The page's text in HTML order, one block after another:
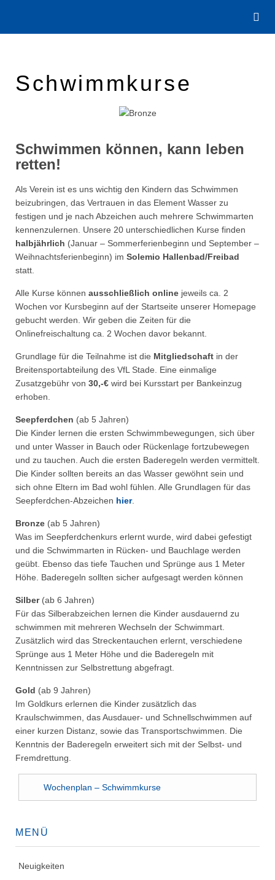
Schwimmkurse
Schwimmen können, kann leben
retten!
Als Verein ist es uns wichtig den Kindern das Schwimmen
beizubringen, das Vertrauen in das Element Wasser zu
festigen und je nach Abzeichen auch mehrere Schwimmarten
kennenzulernen. Unsere 20 unterschiedlichen Kurse finden
halbjährlich (Januar – Sommerferienbeginn und September –
Weihnachtsferienbeginn) im Solemio Hallenbad/Freibad
statt.
Alle Kurse können ausschließlich online jeweils ca. 2
Wochen vor Kursbeginn auf der Startseite unserer Homepage
gebucht werden. Wir geben die Zeiten für die
Onlinefreischaltung ca. 2 Wochen davor bekannt.
Grundlage für die Teilnahme ist die Mitgliedschaft in der
Breitensportabteilung des VfL Stade. Eine einmalige
Zusatzgebühr von 30,-€ wird bei Kursstart per Bankeinzug
erhoben.
Seepferdchen (ab 5 Jahren)
Die Kinder lernen die ersten Schwimmbewegungen, sich über
und unter Wasser in Bauch oder Rückenlage fortzubewegen
und zu tauchen. Auch die ersten Baderegeln werden vermittelt.
Die Kinder sollten bereits an das Wasser gewöhnt sein und
sich ohne Eltern im Bad wohl fühlen. Alle Grundlagen für das
Seepferdchen-Abzeichen hier.
Bronze (ab 5 Jahren)
Was im Seepferdchenkurs erlernt wurde, wird dabei gefestigt
und die Schwimmarten in Rücken- und Bauchlage werden
geübt. Ebenso das tiefe Tauchen und Sprünge aus 1 Meter
Höhe. Baderegeln sollten sicher aufgesagt werden können
Silber (ab 6 Jahren)
Für das Silberabzeichen lernen die Kinder ausdauernd zu
schwimmen mit mehreren Wechseln der Schwimmart.
Zusätzlich wird das Streckentauchen erlernt, verschiedene
Sprünge aus 1 Meter Höhe und die Baderegeln mit
Kenntnissen zur Selbstrettung abgefragt.
Gold (ab 9 Jahren)
Im Goldkurs erlernen die Kinder zusätzlich das
Kraulschwimmen, das Ausdauer- und Schnellschwimmen auf
einer kurzen Distanz, sowie das Transportschwimmen. Die
Kenntnis der Baderegeln erweitert sich mit der Selbst- und
Fremdrettung.
Wochenplan – Schwimmkurse
MENÜ
Neuigkeiten